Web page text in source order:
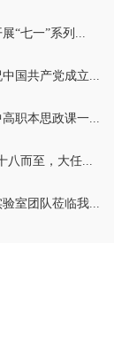
“七一”系列...
国共产党成立...
职本思政课一...
八而至，大任...
室团队莅临我...